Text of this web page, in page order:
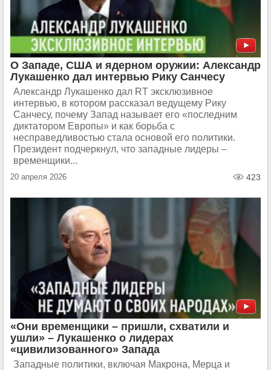
О Западе, США и ядерном оружии: Александр
Лукашенко дал интервью Рику Санчесу
Александр Лукашенко дал RT эксклюзивное
интервью, в котором рассказал ведущему Рику
Санчесу, почему Запад называет его «последним
диктатором Европы» и как борьба с
несправедливостью стала основой его политики.
Президент подчеркнул, что западные лидеры –
временщики...
20 апреля 2026 423
«Они временщики – пришли, схватили и
ушли» – Лукашенко о лидерах
«цивилизованного» Запада
Западные политики, включая Макрона, Мерца и